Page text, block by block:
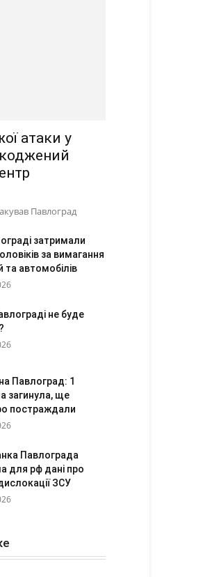
атаки у
Павлоград
затримали
за вимагання
та автомобілів
не буде
Павлоград: 1
загинула, ще
постраждали
Павлограда
для рф дані про
ЗСУ